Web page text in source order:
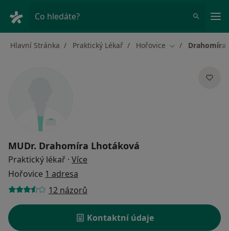
Co hledáte?
Hlavní Stránka Praktický Lékař Hořovice Změna města
Drahomíra
MUDr. Drahomíra Lhotáková
Praktický lékař · Více
Hořovice 1 adresa
12 názorů
Kontaktní údaje